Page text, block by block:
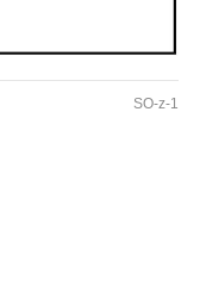
SO-z-1